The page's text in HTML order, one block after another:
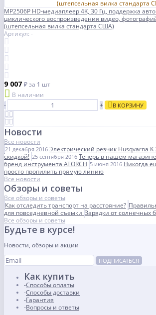
MP2506P HD-медиаплеер 4K, 30 Гц, поддержка
циклического воспроизведения видео,
(штепсельная вилка стандарта США)
Артикул: -
9 007 ₽за 1 шт
В наличии
-
+ В КОРЗИНУ
Новости
Все новости
21 декабря 2016 Электрический резчик Husqvarna K
скидкой! 25 сентября 2016 Теперь в нашем
бренд инструмента ATORCH 5 июня 2016 Никогда
просто пропилить прямую линию
Все новости
Обзоры и советы
Все обзоры и советы
Как отследить транспорт на расстояние?
для повседневной съемки Зарядки от солнечных
Все обзоры и советы
Будьте в курсе!
Новости, обзоры и акции
ПОДПИСАТЬСЯ
Как купить
Способы оплаты
Способы доставки
Гарантия
Вопросы и ответы